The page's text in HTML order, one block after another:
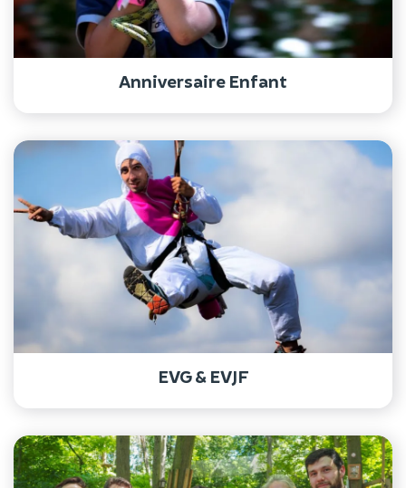
Anniversaire Enfant
EVG & EVJF